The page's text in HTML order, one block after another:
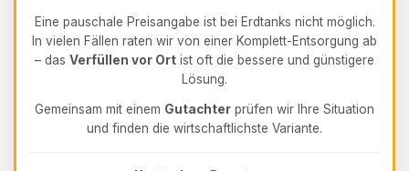
Eine pauschale Preisangabe ist bei Erdtanks nicht möglich.
In vielen Fällen raten wir von einer Komplett-Entsorgung ab
– das Verfüllen vor Ort ist oft die bessere und günstigere
Lösung.
Gemeinsam mit einem Gutachter prüfen wir Ihre Situation
und finden die wirtschaftlichste Variante.